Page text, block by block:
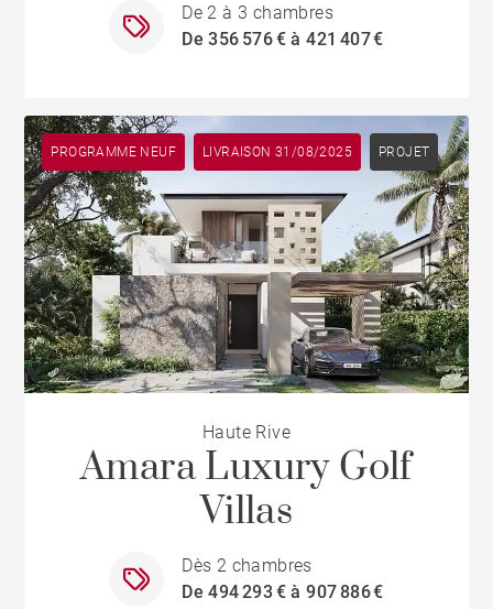
De 2 à 3 chambres
De 356 576 € à 421 407 €
PROGRAMME NEUF LIVRAISON 31/08/2025 PROJET
Haute Rive
Amara Luxury Golf
Villas
Dès 2 chambres
De 494 293 € à 907 886 €